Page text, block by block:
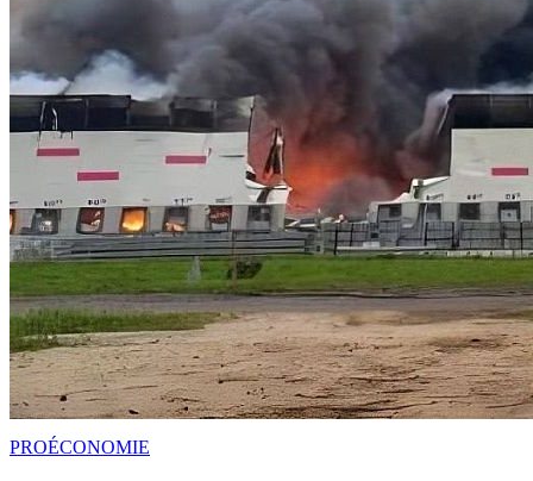
PROÉCONOMIE